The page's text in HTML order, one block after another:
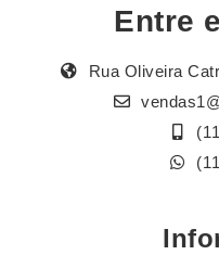
Entre
Rua Oliveira